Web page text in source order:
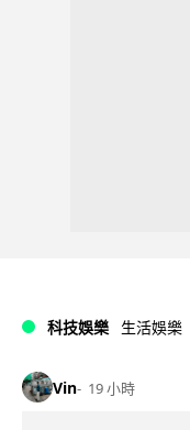
科技娛樂 生活娛樂
Vin 19 小時